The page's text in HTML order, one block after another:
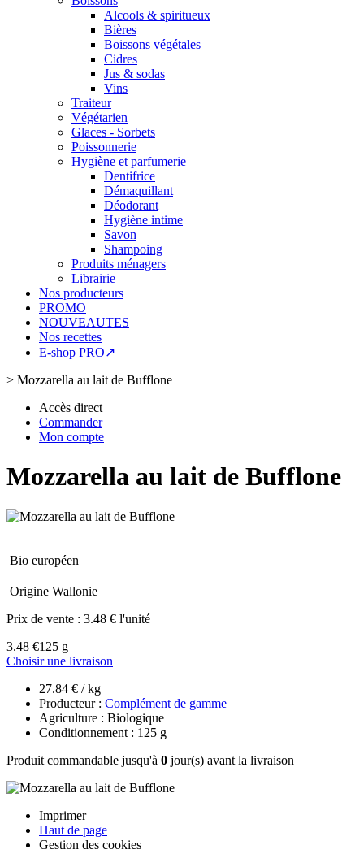
Alcools & spiritueux
Bières
Boissons végétales
Cidres
Jus & sodas
Vins
Traiteur
Végétarien
Glaces - Sorbets
Poissonnerie
Hygiène et parfumerie
Dentifrice
Démaquillant
Déodorant
Hygiène intime
Savon
Shampoing
Produits ménagers
Librairie
Nos producteurs
PROMO
NOUVEAUTES
Nos recettes
E-shop PRO↗
> Mozzarella au lait de Bufflone
Accès direct
Commander
Mon compte
Mozzarella au lait de Bufflone
Bio européen
Origine Wallonie
Prix de vente : 3.48 € l'unité
3.48 €125 g
Choisir une livraison
27.84 € / kg
Producteur : Complément de gamme
Agriculture : Biologique
Conditionnement : 125 g
Produit commandable jusqu'à 0 jour(s) avant la livraison
Imprimer
Haut de page
Gestion des cookies